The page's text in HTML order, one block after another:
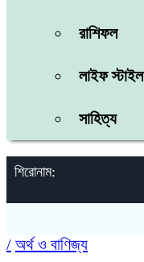
রাশিফল
লাইফ স্টাইল
সাহিত্য
শিরোনাম:
/ অর্থ ও বাণিজ্য